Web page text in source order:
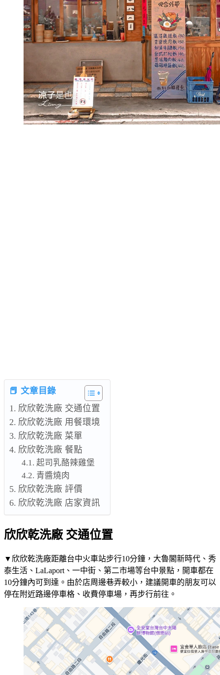
📕 文章目錄
欣欣乾洗廠 交通位置
欣欣乾洗廠 用餐環境
欣欣乾洗廠 菜單
欣欣乾洗廠 餐點
起司乳酪辣雞堡
青醬燒肉
欣欣乾洗廠 評價
欣欣乾洗廠 店家資訊
欣欣乾洗廠 交通位置
▼欣欣乾洗廠距離台中火車站步行10分鐘，大魯閣新時代、秀
泰生活、LaLaport、一中街、第二市場等台中景點，開車都在
10分鐘內可到達。由於店周邊巷弄較小，建議開車的朋友可以
停在附近路邊停車格、收費停車場，再步行前往。